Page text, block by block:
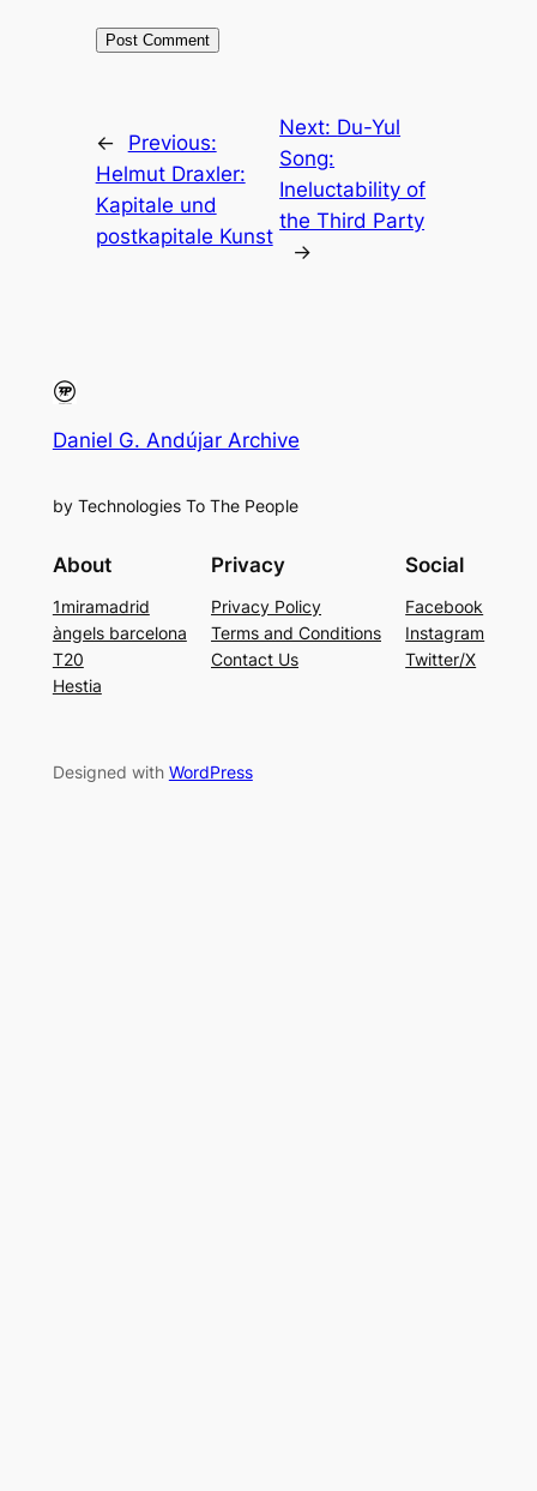
←
Previous:
Helmut Draxler:
Kapitale und
postkapitale Kunst
Next: Du-Yul
Song:
Ineluctability of
the Third Party
→
Daniel G. Andújar Archive
by Technologies To The People
About
1miramadrid
àngels barcelona
T20
Hestia
Privacy
Privacy Policy
Terms and Conditions
Contact Us
Social
Facebook
Instagram
Twitter/X
Designed with WordPress